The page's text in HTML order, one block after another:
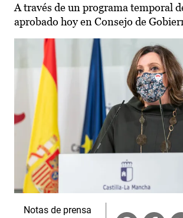
A través de un programa temporal
aprobado hoy en Consejo de
Notas de prensa